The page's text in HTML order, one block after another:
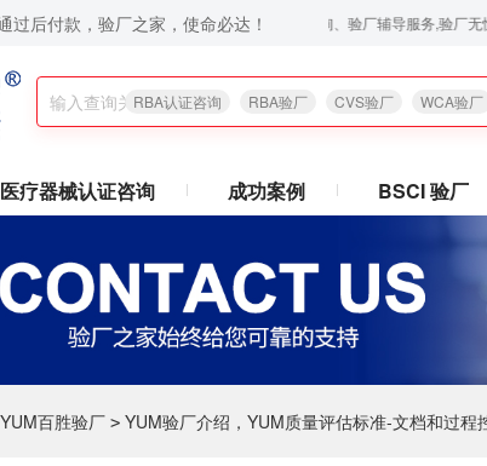
过后付款，验厂之家，使命必达！
,苹果验厂,华为验厂等一站式验厂咨询、验厂辅导服务,验厂无忧,通过
RBA认证咨询 RBA验厂 CVS验厂 WCA验厂
医疗器械认证咨询 成功案例 BSCI 验厂
YUM百胜验厂 > YUM验厂介绍，YUM质量评估标准-文档和过程